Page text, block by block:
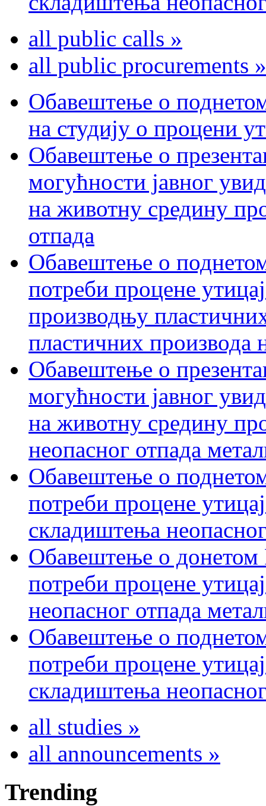
all public calls »
all public procurements »
Обавештење о поднетом
на студију о процени
Обавештење о
могућности јавног
на животну средину
отпада
Обавештење о
потреби процене
производњу
пластичних производа
Обавештење о
могућности јавног
на животну средину
неопасног отпада
Обавештење о
потреби процене
складиштења
Обавештење о
потреби процене
неопасног отпада
Обавештење о
потреби процене
складиштења
all studies »
all announcements »
Trending